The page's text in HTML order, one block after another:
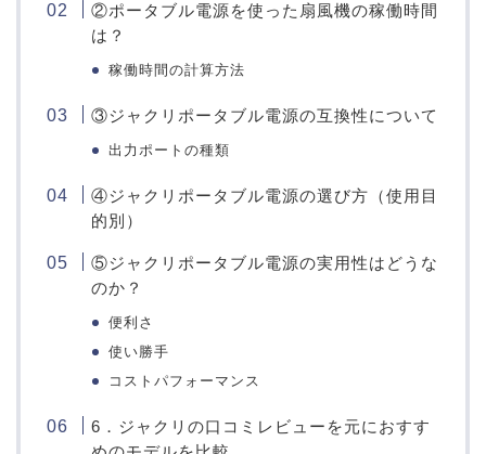
②ポータブル電源を使った扇風機の稼働時間
は？
稼働時間の計算方法
③ジャクリポータブル電源の互換性について
出力ポートの種類
④ジャクリポータブル電源の選び方（使用目
的別）
⑤ジャクリポータブル電源の実用性はどうな
のか？
便利さ
使い勝手
コストパフォーマンス
6．ジャクリの口コミレビューを元におすす